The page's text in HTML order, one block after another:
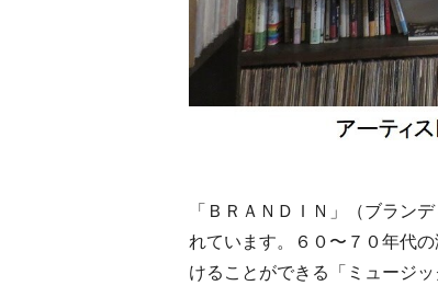
「ＢＲＡＮＤＩＮ」（ブラン
れています。６０〜７０年代
けることができる「ミュージ